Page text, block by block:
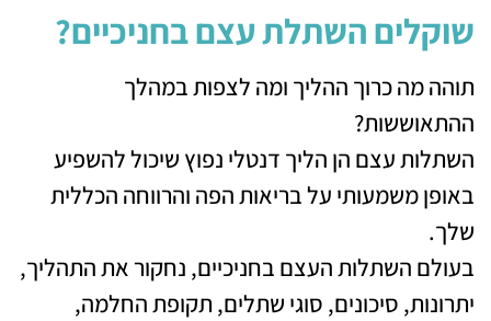
שוקלים השתלת עצם בחניכיים?
תוהה מה כרוך ההליך ומה לצפות במהלך
ההתאוששות?
השתלות עצם הן הליך דנטלי נפוץ שיכול להשפיע
באופן משמעותי על בריאות הפה והרווחה הכללית
שלך.
בעולם השתלות העצם בחניכיים, נחקור את התהליך,
יתרונות, סיכונים, סוגי שתלים, תקופת החלמה,